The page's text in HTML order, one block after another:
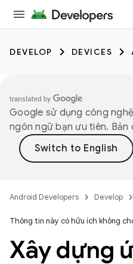
DEVELOP DEVICES
Google sử dụng công
ngôn ngữ bạn ưu tiên.
Android Developers Develop
Thông tin này có hữu ích không
Xây dựng